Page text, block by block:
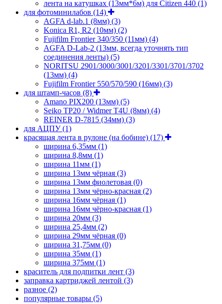
лента на катушках (13мм*6м) для Citizen 440 (1)
для фотоминилабов (14)
AGFA d-lab.1 (8мм) (3)
Konica R1, R2 (10мм) (2)
Fujifilm Frontier 340/350 (11мм) (4)
AGFA D-Lab-2 (13мм, всегда уточнять тип
соединения ленты) (5)
NORITSU 2901/3000/3001/3201/3301/3701/3702
(13мм) (4)
Fujifilm Frontier 550/570/590 (16мм) (3)
для штамп-часов (8)
Amano PIX200 (13мм) (5)
Seiko TP20 / Widmer T4U (8мм) (4)
REINER D-7815 (34мм) (3)
для АЦПУ(1)
красящая лента в рулоне (на бобине) (17)
ширина 6,35мм (1)
ширина 8,8мм (1)
ширина 11мм (1)
ширина 13мм чёрная (3)
ширина 13мм фиолетовая (0)
ширина 13мм чёрно-красная (2)
ширина 16мм чёрная (1)
ширина 16мм чёрно-красная (1)
ширина 20мм (3)
ширина 25,4мм (2)
ширина 29мм чёрная (0)
ширина 31,75мм (0)
ширина 35мм (1)
ширина 375мм (1)
краситель для подпитки лент (3)
заправка картриджей лентой (3)
разное (2)
популярные товары (5)